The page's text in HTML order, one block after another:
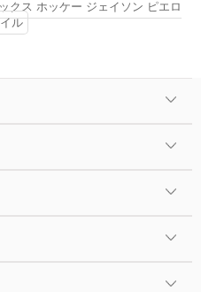
クス ホッケー ジェイソン ピエロ
ル